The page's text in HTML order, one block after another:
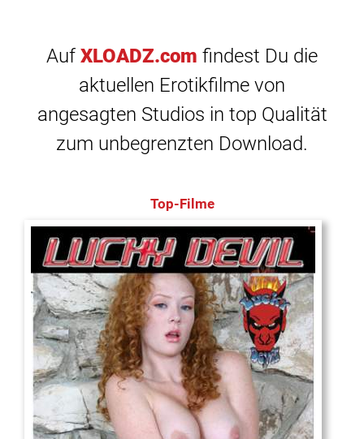
Auf XLOADZ.com findest Du die
aktuellen Erotikfilme von
angesagten Studios in top Qualität
zum unbegrenzten Download.
Top-Filme